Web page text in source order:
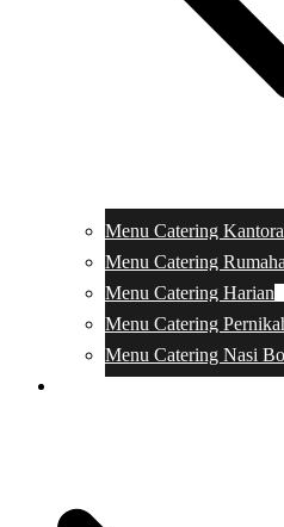
Menu Catering
Menu Catering
Menu Catering Harian
Menu Catering
Menu Catering Nasi